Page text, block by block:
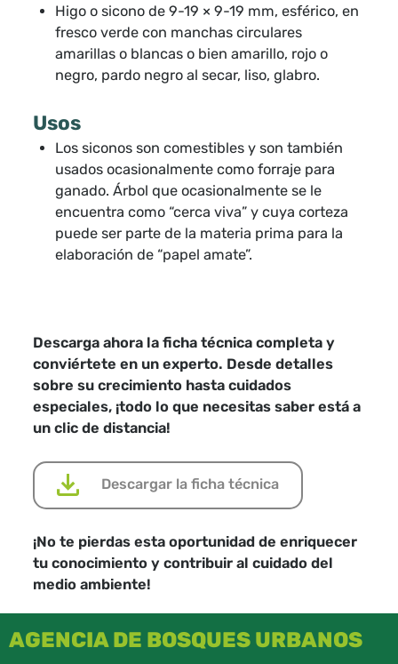
Higo o sicono de 9-19 × 9-19 mm, esférico, en
fresco verde con manchas circulares
amarillas o blancas o bien amarillo, rojo o
negro, pardo negro al secar, liso, glabro.
Usos
Los siconos son comestibles y son también
usados ocasionalmente como forraje para
ganado. Árbol que ocasionalmente se le
encuentra como “cerca viva” y cuya corteza
puede ser parte de la materia prima para la
elaboración de “papel amate”.
Descarga ahora la ficha técnica completa y
conviértete en un experto. Desde detalles
sobre su crecimiento hasta cuidados
especiales, ¡todo lo que necesitas saber está a
un clic de distancia!
Descargar la ficha técnica
¡No te pierdas esta oportunidad de enriquecer
tu conocimiento y contribuir al cuidado del
medio ambiente!
AGENCIA DE BOSQUES URBANOS